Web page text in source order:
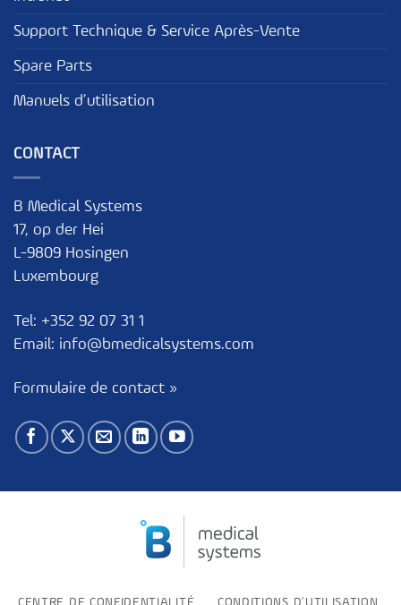
Support Technique & Service Après-Vente
Spare Parts
Manuels d’utilisation
CONTACT
B Medical Systems
17, op der Hei
L-9809 Hosingen
Luxembourg
Tel: +352 92 07 31 1
Email: info@bmedicalsystems.com
Formulaire de contact »
CENTRE DE CONFIDENTIALITÉ CONDITIONS D’UTILISATION